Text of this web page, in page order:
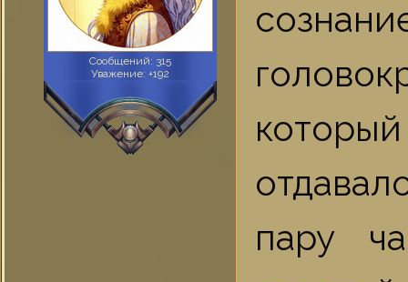
Сообщений: 315
Уважение: +192
пару